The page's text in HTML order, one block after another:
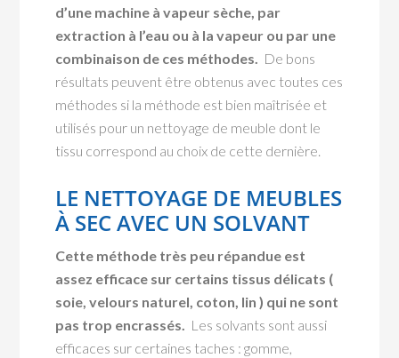
d’une machine à vapeur sèche, par
extraction à l’eau ou à la vapeur ou par une
combinaison de ces méthodes. De bons
résultats peuvent être obtenus avec toutes ces
méthodes si la méthode est bien maîtrisée et
utilisés pour un nettoyage de meuble dont le
tissu correspond au choix de cette dernière.
LE NETTOYAGE DE MEUBLES
À SEC AVEC UN SOLVANT
Cette méthode très peu répandue est
assez efficace sur certains tissus délicats (
soie, velours naturel, coton, lin ) qui ne sont
pas trop encrassés. Les solvants sont aussi
efficaces sur certaines taches : gomme,